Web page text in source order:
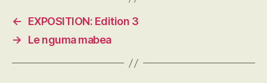
←
EXPOSITION: Edition 3
→
Le nguma mabea